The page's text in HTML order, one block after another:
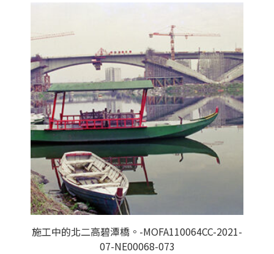
施工中的北二高碧潭橋。-MOFA110064CC-2021-
07-NE00068-073